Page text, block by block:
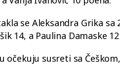
se Aleksandra Grika sa
14, a Paulina Damaske
očekuju susreti sa